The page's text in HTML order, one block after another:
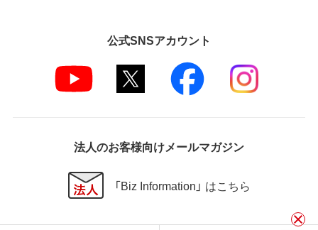
公式SNSアカウント
法人のお客様向けメールマガジン
「Biz Information」 はこちら